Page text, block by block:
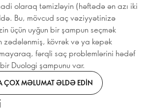
olaraq təmizləyin (həftədə ən azı iki
Bu, mövcud saç vəziyyətinizə
üçün uyğun bir şampun seçmək
zədələnmiş, kövrək və ya kəpək
fərqli saç problemlərini hədəf
Duologi şampunu var.
ÇOX MƏLUMAT ƏLDƏ EDIN